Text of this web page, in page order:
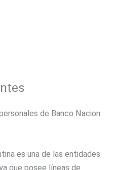
de Banco Nacion
es una de las entidades
que posee líneas de